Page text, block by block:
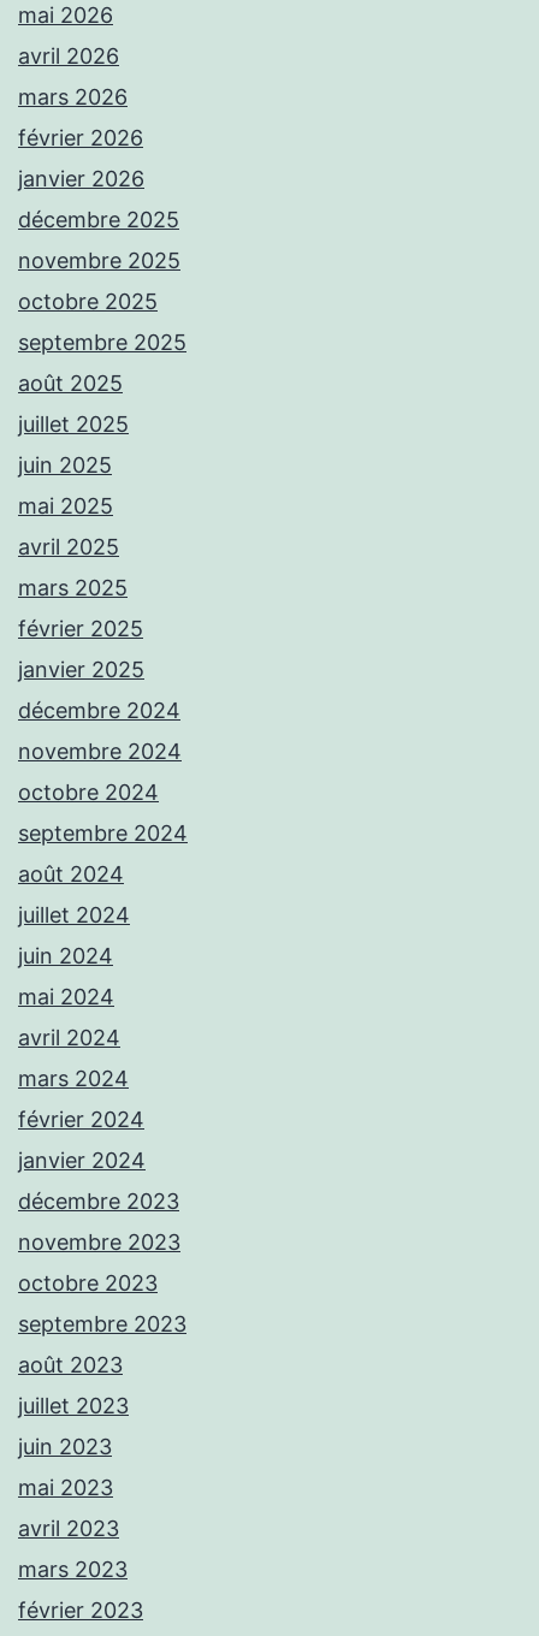
mai 2026
avril 2026
mars 2026
février 2026
janvier 2026
décembre 2025
novembre 2025
octobre 2025
septembre 2025
août 2025
juillet 2025
juin 2025
mai 2025
avril 2025
mars 2025
février 2025
janvier 2025
décembre 2024
novembre 2024
octobre 2024
septembre 2024
août 2024
juillet 2024
juin 2024
mai 2024
avril 2024
mars 2024
février 2024
janvier 2024
décembre 2023
novembre 2023
octobre 2023
septembre 2023
août 2023
juillet 2023
juin 2023
mai 2023
avril 2023
mars 2023
février 2023